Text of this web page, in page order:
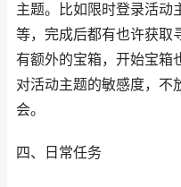
主题。比如限时登录活动
等，完成后都有也许获取
有额外的宝箱，开始宝箱
对活动主题的敏感度，不
会。
四、日常任务